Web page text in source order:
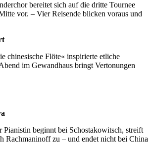
bereitet sich auf die dritte Tournee
vor. – Vier Reisende blicken voraus und
chinesische Flöte« inspirierte etliche
im Gewandhaus bringt Vertonungen
Pianistin beginnt bei Schostakowitsch, streift
Rachmaninoff zu – und endet nicht bei China